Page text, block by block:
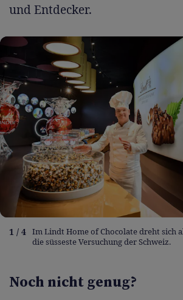
und Entdecker.
1 / 4 Im Lindt Home of Chocolate dreht sich
die süsseste Versuchung der Schweiz.
Noch nicht genug?